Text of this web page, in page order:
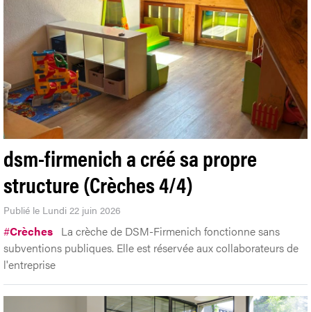
dsm-firmenich a créé sa propre
structure (Crèches 4/4)
Publié le Lundi 22 juin 2026
#Crèches La crèche de DSM-Firmenich fonctionne sans
subventions publiques. Elle est réservée aux collaborateurs de
l'entreprise